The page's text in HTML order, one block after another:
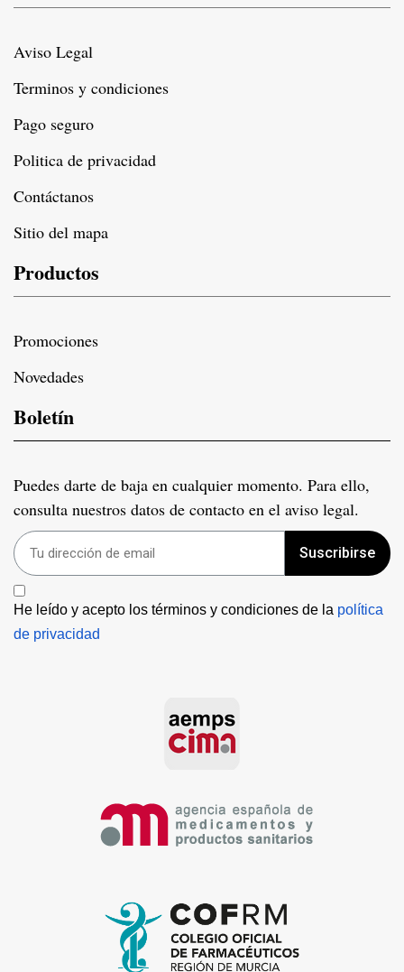
Aviso Legal
Terminos y condiciones
Pago seguro
Politica de privacidad
Contáctanos
Sitio del mapa
Productos
Promociones
Novedades
Boletín
Puedes darte de baja en cualquier momento. Para ello,
consulta nuestros datos de contacto en el aviso legal.
Suscribirse
He leído y acepto los términos y condiciones de la política
de privacidad